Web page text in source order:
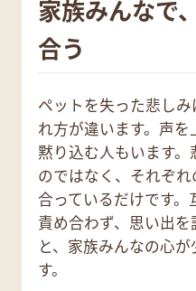
家族みんなで
合う
ペットを失った悲し
れ方が違います。声を
黙り込む人もいます
のではなく、それぞ
合っているだけです
責め合わず、思い出
と、家族みんなの心
す。